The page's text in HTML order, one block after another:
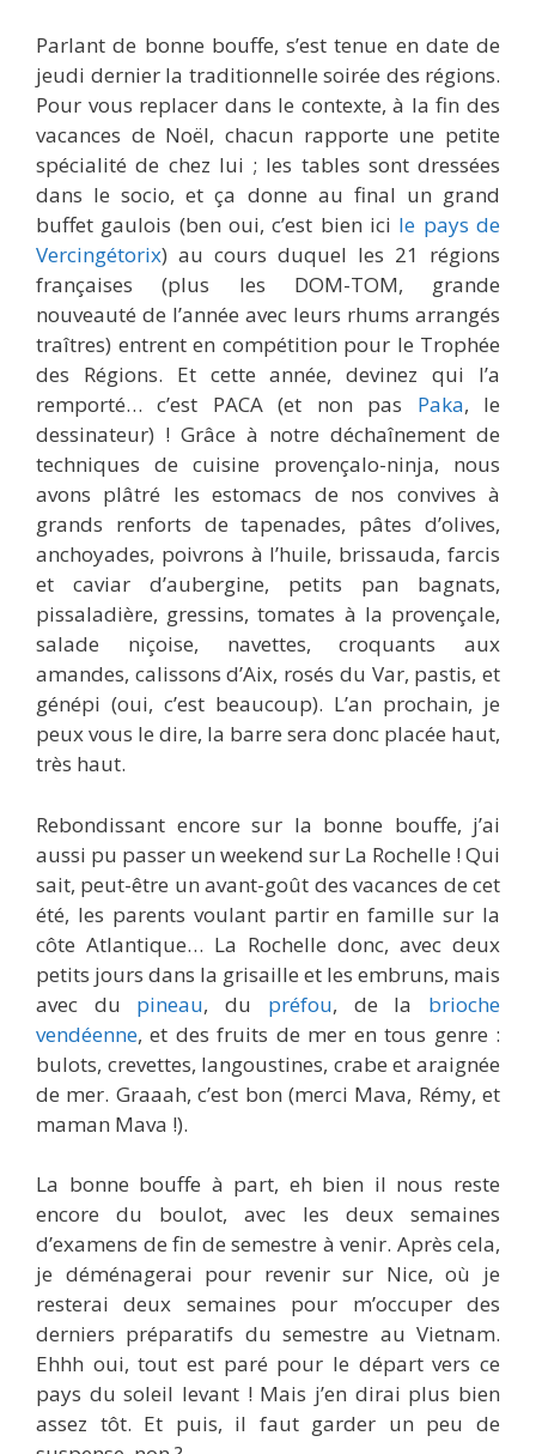
Parlant de bonne bouffe, s’est tenue en date de
jeudi dernier la traditionnelle soirée des régions.
Pour vous replacer dans le contexte, à la fin des
vacances de Noël, chacun rapporte une petite
spécialité de chez lui ; les tables sont dressées
dans le socio, et ça donne au final un grand
buffet gaulois (ben oui, c’est bien ici le pays de
Vercingétorix) au cours duquel les 21 régions
françaises (plus les DOM-TOM, grande
nouveauté de l’année avec leurs rhums arrangés
traîtres) entrent en compétition pour le Trophée
des Régions. Et cette année, devinez qui l’a
remporté… c’est PACA (et non pas Paka, le
dessinateur) ! Grâce à notre déchaînement de
techniques de cuisine provençalo-ninja, nous
avons plâtré les estomacs de nos convives à
grands renforts de tapenades, pâtes d’olives,
anchoyades, poivrons à l’huile, brissauda, farcis
et caviar d’aubergine, petits pan bagnats,
pissaladière, gressins, tomates à la provençale,
salade niçoise, navettes, croquants aux
amandes, calissons d’Aix, rosés du Var, pastis, et
génépi (oui, c’est beaucoup). L’an prochain, je
peux vous le dire, la barre sera donc placée haut,
très haut.
Rebondissant encore sur la bonne bouffe, j’ai
aussi pu passer un weekend sur La Rochelle ! Qui
sait, peut-être un avant-goût des vacances de cet
été, les parents voulant partir en famille sur la
côte Atlantique… La Rochelle donc, avec deux
petits jours dans la grisaille et les embruns, mais
avec du pineau, du préfou, de la brioche
vendéenne, et des fruits de mer en tous genre :
bulots, crevettes, langoustines, crabe et araignée
de mer. Graaah, c’est bon (merci Mava, Rémy, et
maman Mava !).
La bonne bouffe à part, eh bien il nous reste
encore du boulot, avec les deux semaines
d’examens de fin de semestre à venir. Après cela,
je déménagerai pour revenir sur Nice, où je
resterai deux semaines pour m’occuper des
derniers préparatifs du semestre au Vietnam.
Ehhh oui, tout est paré pour le départ vers ce
pays du soleil levant ! Mais j’en dirai plus bien
assez tôt. Et puis, il faut garder un peu de